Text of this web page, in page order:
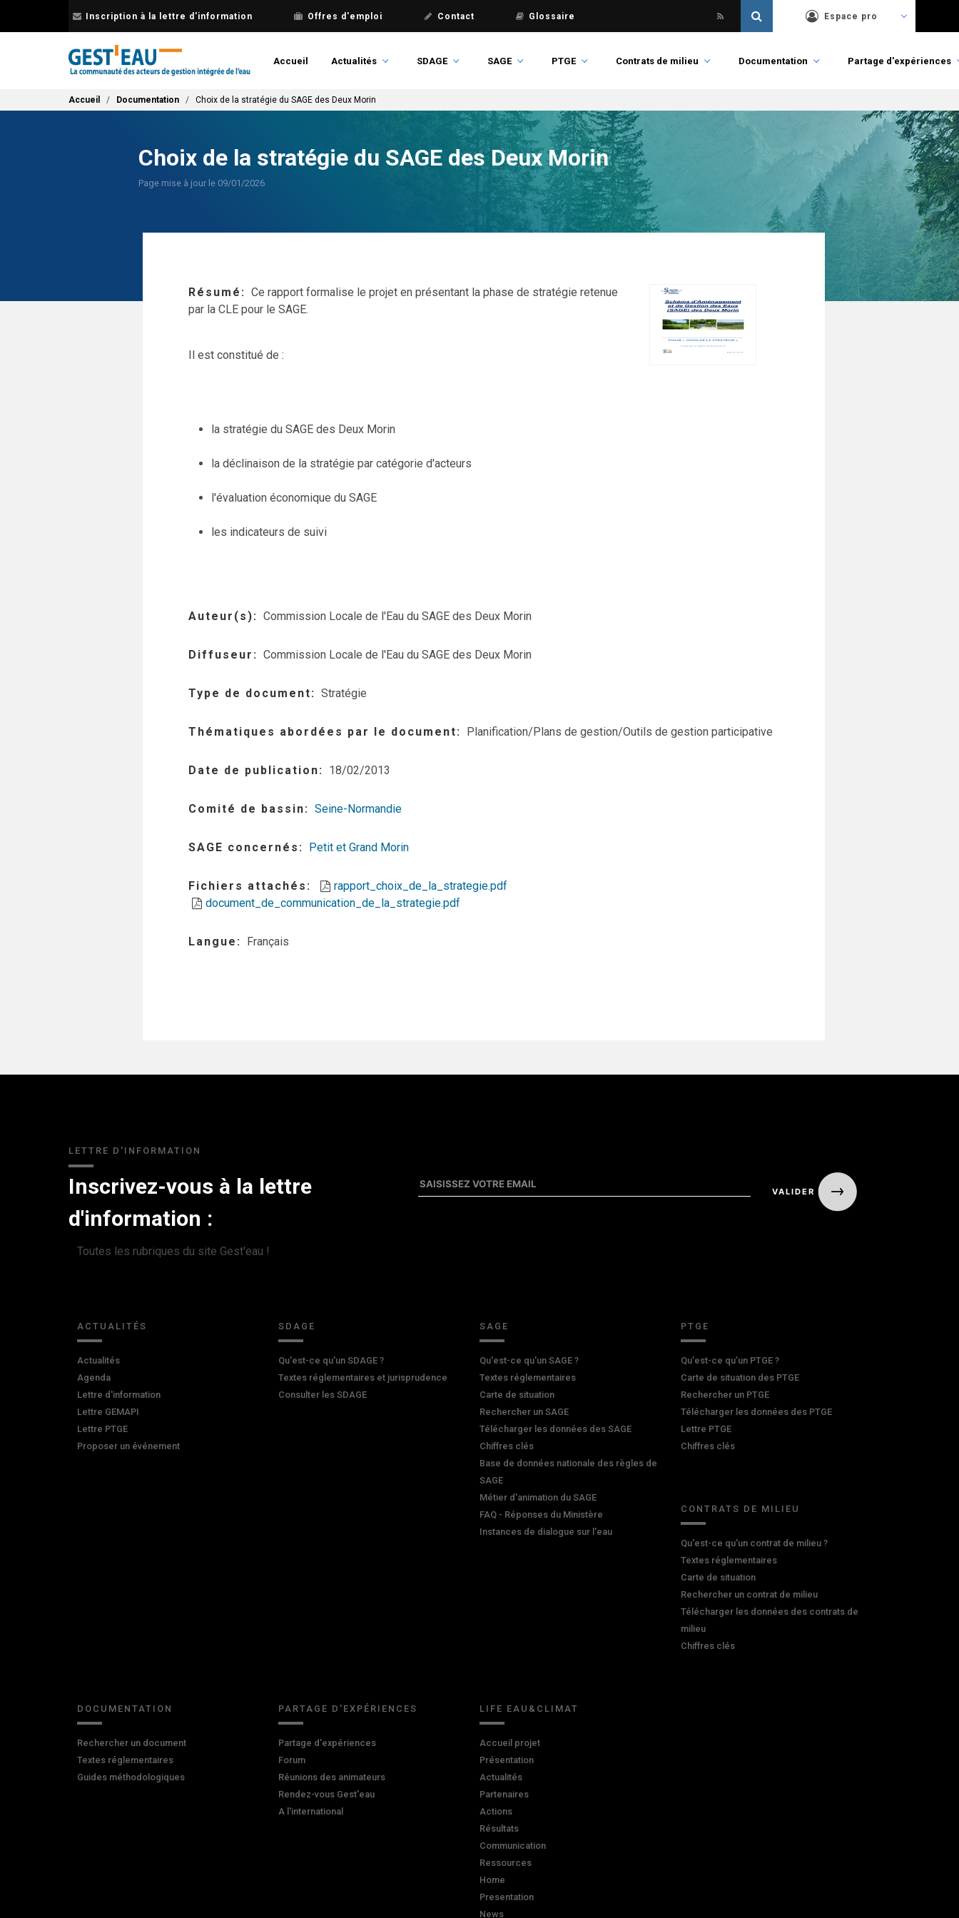
Inscription à la lettre d'information Offres d'emploi Contact Glossaire Espace pro
Accueil Actualités SDAGE SAGE PTGE Contrats de milieu Documentation Partage d'expériences
Fil d'Ariane
Accueil Documentation Choix de la stratégie du SAGE des Deux Morin
Choix de la stratégie du SAGE des Deux Morin
Page mise à jour le 09/01/2026
Résumé
Ce rapport formalise le projet en présentant la phase de stratégie retenue
par la CLE pour le SAGE.
Il est constitué de :
la stratégie du SAGE des Deux Morin
la déclinaison de la stratégie par catégorie d'acteurs
l'évaluation économique du SAGE
les indicateurs de suivi
Auteur(s) Commission Locale de l'Eau du SAGE des Deux Morin
Diffuseur Commission Locale de l'Eau du SAGE des Deux Morin
Type de document Stratégie
Thématiques abordées par le document Planification/Plans de gestion/Outils de gestion participative
Date de publication 18/02/2013
Comité de bassin Seine-Normandie
SAGE concernés Petit et Grand Morin
Fichiers attachés
rapport_choix_de_la_strategie.pdf
document_de_communication_de_la_strategie.pdf
Langue Français
LETTRE D'INFORMATION
Inscrivez-vous à la lettre
d'information :
Toutes les rubriques du site Gest'eau !
ACTUALITÉS
Actualités
Agenda
Lettre d'information
Lettre GEMAPI
Lettre PTGE
Proposer un événement
SDAGE
Qu'est-ce qu'un SDAGE ?
Textes réglementaires et jurisprudence
Consulter les SDAGE
SAGE
Qu'est-ce qu'un SAGE ?
Textes réglementaires
Carte de situation
Rechercher un SAGE
Télécharger les données des SAGE
Chiffres clés
Base de données nationale des règles de
SAGE
Métier d'animation du SAGE
FAQ - Réponses du Ministère
Instances de dialogue sur l'eau
PTGE
Qu’est-ce qu’un PTGE ?
Carte de situation des PTGE
Rechercher un PTGE
Télécharger les données des PTGE
Lettre PTGE
Chiffres clés
CONTRATS DE MILIEU
Qu'est-ce qu'un contrat de milieu ?
Textes réglementaires
Carte de situation
Rechercher un contrat de milieu
Télécharger les données des contrats de
milieu
Chiffres clés
DOCUMENTATION
Rechercher un document
Textes réglementaires
Guides méthodologiques
PARTAGE D'EXPÉRIENCES
Partage d'expériences
Forum
Réunions des animateurs
Rendez-vous Gest'eau
A l'international
LIFE EAU&CLIMAT
Accueil projet
Présentation
Actualités
Partenaires
Actions
Résultats
Communication
Ressources
Home
Presentation
News